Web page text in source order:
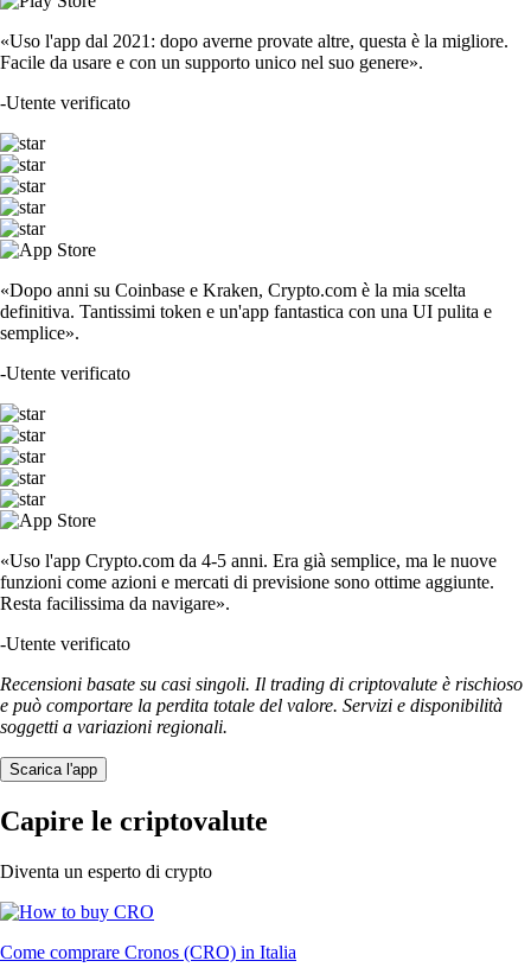
«Uso l'app dal 2021: dopo averne provate altre, questa è la migliore.
Facile da usare e con un supporto unico nel suo genere».
-Utente verificato
«Dopo anni su Coinbase e Kraken, Crypto.com è la mia scelta
definitiva. Tantissimi token e un'app fantastica con una UI pulita e
semplice».
-Utente verificato
«Uso l'app Crypto.com da 4-5 anni. Era già semplice, ma le nuove
funzioni come azioni e mercati di previsione sono ottime aggiunte.
Resta facilissima da navigare».
-Utente verificato
Recensioni basate su casi singoli. Il trading di criptovalute è rischioso
e può comportare la perdita totale del valore. Servizi e disponibilità
soggetti a variazioni regionali.
Scarica l'app
Capire le criptovalute
Diventa un esperto di crypto
Come comprare Cronos (CRO) in Italia